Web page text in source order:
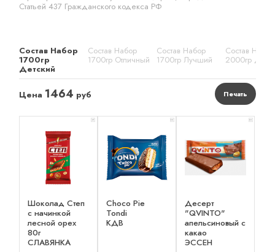
Статьей 437 Гражданского кодекса РФ
Состав Набор
1700гр
Детский
Состав Набор
1700гр Отличный
Состав Набор
1700гр Лучший
Состав Набор
2000гр
Цена 1464 руб Печать
x 1
Шоколад Степ
с начинкой
лесной орех
80г
СЛАВЯНКА
x 2
Choco Pie
Tondi
КДВ
x 2
Десерт
"QVINTO"
апельсиновый с
какао
ЭССЕН